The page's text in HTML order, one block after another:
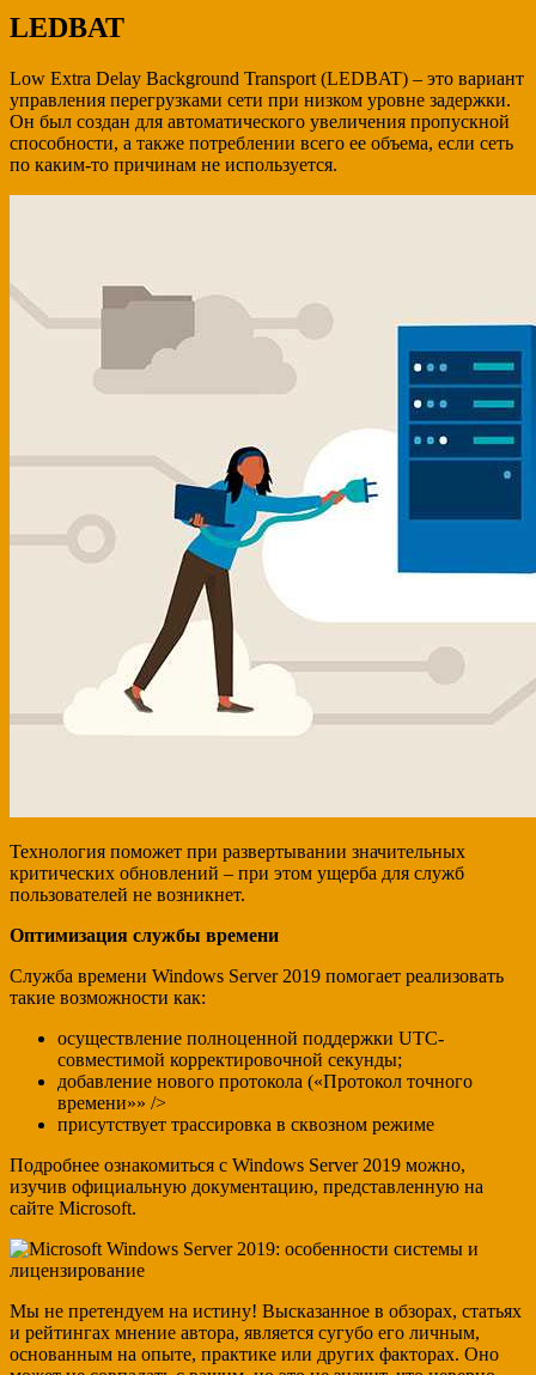
LEDBAT
Low Extra Delay Background Transport (LEDBAT) – это вариант
управления перегрузками сети при низком уровне задержки.
Он был создан для автоматического увеличения пропускной
способности, а также потреблении всего ее объема, если сеть
по каким-то причинам не используется.
Технология поможет при развертывании значительных
критических обновлений – при этом ущерба для служб
пользователей не возникнет.
Оптимизация службы времени
Служба времени Windows Server 2019 помогает реализовать
такие возможности как:
осуществление полноценной поддержки UTC-
совместимой корректировочной секунды;
добавление нового протокола («Протокол точного
времени»» />
присутствует трассировка в сквозном режиме
Подробнее ознакомиться с Windows Server 2019 можно,
изучив официальную документацию, представленную на
сайте Microsoft.
Мы не претендуем на истину! Высказанное в обзорах, статьях
и рейтингах мнение автора, является сугубо его личным,
основанным на опыте, практике или других факторах. Оно